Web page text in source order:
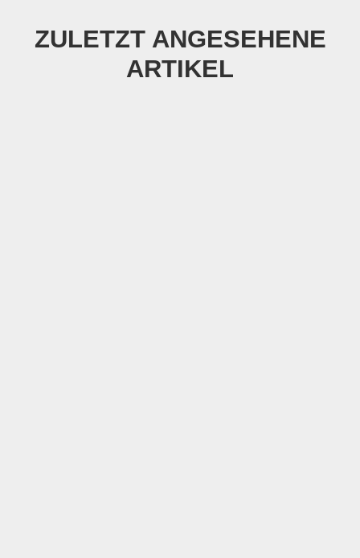
ZULETZT ANGESEHENE
ARTIKEL